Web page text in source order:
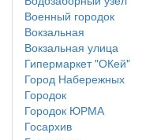
Военный городок
Вокзальная
Вокзальная улица
Гипермаркет "ОКей"
Город Набережных
Городок
Городок ЮРМА
Госархив